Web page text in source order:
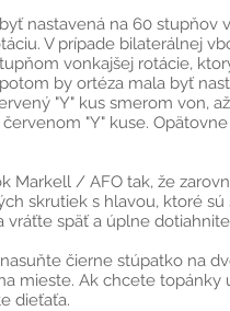
nastavená na 60 stupňov
V prípade bilaterálnej
vonkajšej rotácie,
by ortéza mala byť
"Y" kus smerom von,
"Y" kuse.
Markell / AFO tak, že
skrutiek s hlavou, ktoré
späť a úplne
čierne stúpatko na
mieste. Ak chcete
dieťaťa.